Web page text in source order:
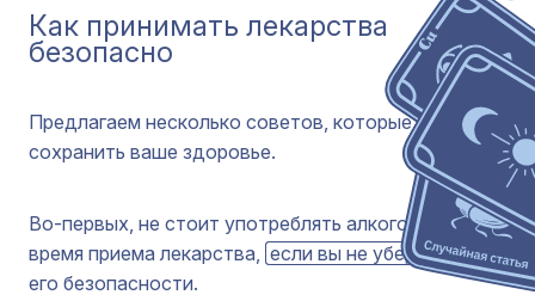
Как принимать лекарства
безопасно
Предлагаем несколько советов, которые помогут
сохранить ваше здоровье.
Во-первых, не стоит употреблять алкоголь во
время приема лекарства, если вы не убедились в
его безопасности.